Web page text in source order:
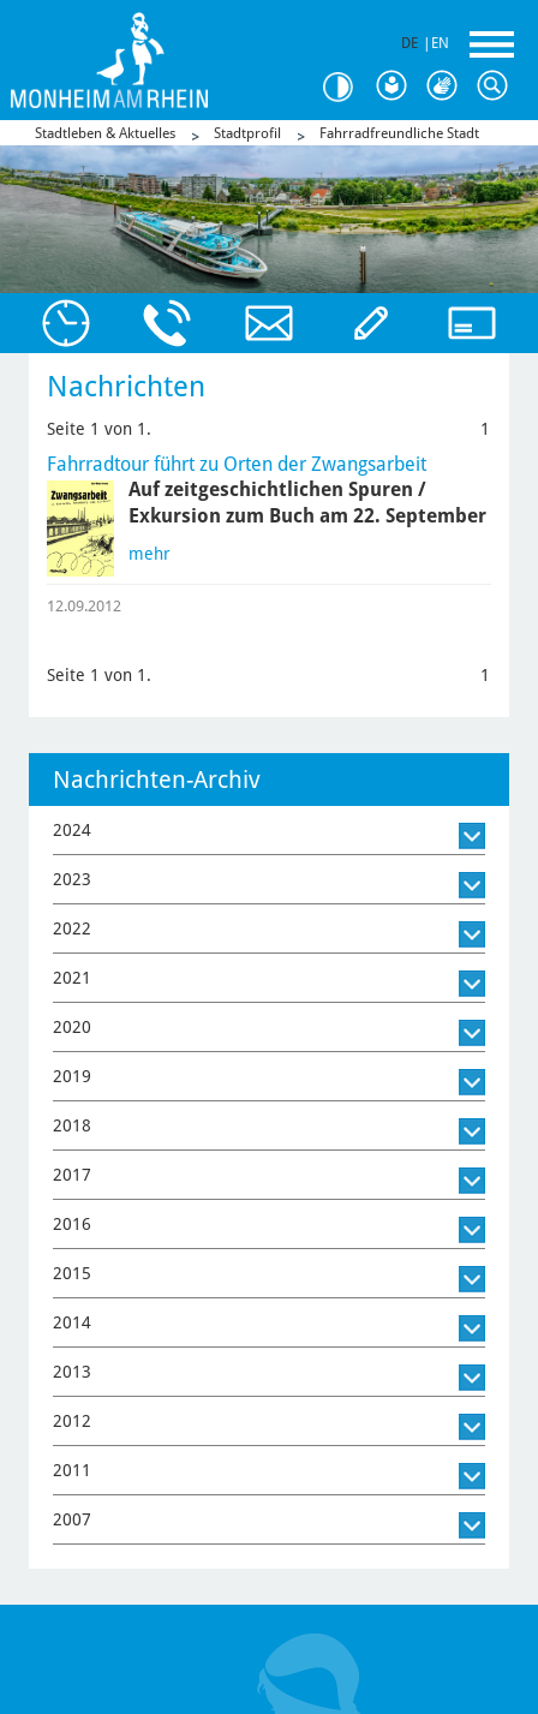
DE EN
Stadtleben & Aktuelles Stadtprofil Fahrradfreundliche Stadt
Nachrichten
Seite 1 von 1. 1
Fahrradtour führt zu Orten der Zwangsarbeit
Auf zeitgeschichtlichen Spuren /
Exkursion zum Buch am 22. September
mehr
12.09.2012
Seite 1 von 1. 1
Nachrichten-Archiv
2024
2023
2022
2021
2020
2019
2018
2017
2016
2015
2014
2013
2012
2011
2007